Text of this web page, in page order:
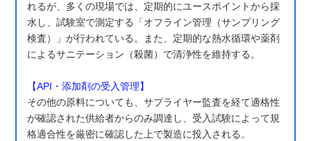
れるが、多くの現場では、定期的にユースポイントから採
水し、試験室で測定する「オフライン管理（サンプリング
検査）」が行われている。また、定期的な熱水循環や薬剤
によるサニテーション（殺菌）で清浄性を維持する。
【API・添加剤の受入管理】
その他の原料についても、サプライヤー監査を経て適格性
が確認された供給者からのみ調達し、受入試験によって規
格適合性を厳密に確認した上で製造に投入される。